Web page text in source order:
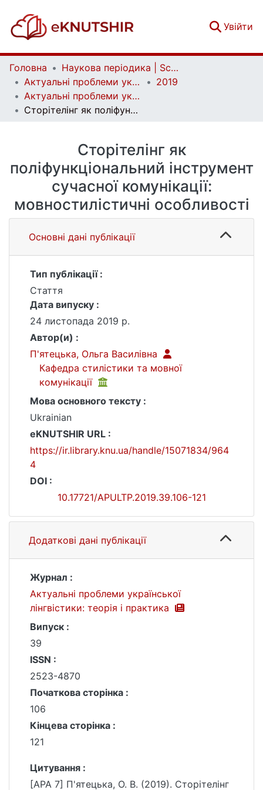
Увійти
Головна
Наукова періодика | Scientific periodicals
Актуальні проблеми української лінгвістики: теорія і практика | Current issues of Ukrainian linguistics: theory and practice
2019
Актуальні проблеми української лінгвістики: теорія і практика. Вип. 39
Сторітелінг як поліфункціональний інструмент сучасної комунікації: мовностилістичні особливості
Сторітелінг як
поліфункціональний інструмент
сучасної комунікації:
мовностилістичні особливості
Основні дані публікації
Тип публікації :
Стаття
Дата випуску :
24 листопада 2019 р.
Автор(и) :
П'ятецька, Ольга Василівна
Кафедра стилістики та мовної
комунікації
Мова основного тексту :
Ukrainian
eKNUTSHIR URL :
https://ir.library.knu.ua/handle/15071834/964
4
DOI :
10.17721/APULTP.2019.39.106-121
Додаткові дані публікації
Журнал :
Актуальні проблеми української
лінгвістики: теорія і практика
Випуск :
39
ISSN :
2523-4870
Початкова сторінка :
106
Кінцева сторінка :
121
Цитування :
[APA 7] П'ятецька, О. В. (2019). Сторітелінг